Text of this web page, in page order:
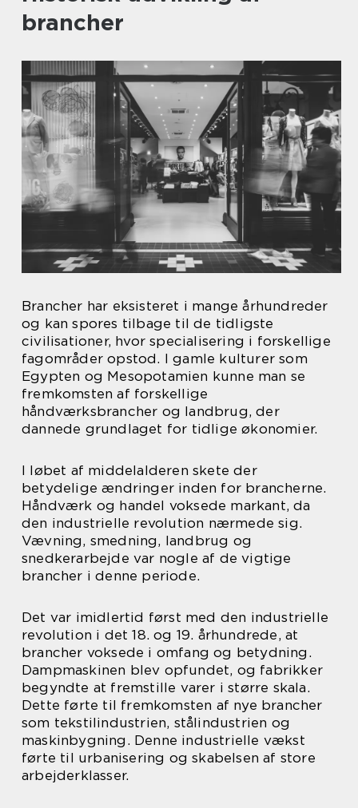
brancher
Brancher har eksisteret i mange århundreder
og kan spores tilbage til de tidligste
civilisationer, hvor specialisering i forskellige
fagområder opstod. I gamle kulturer som
Egypten og Mesopotamien kunne man se
fremkomsten af forskellige
håndværksbrancher og landbrug, der
dannede grundlaget for tidlige økonomier.
I løbet af middelalderen skete der
betydelige ændringer inden for brancherne.
Håndværk og handel voksede markant, da
den industrielle revolution nærmede sig.
Vævning, smedning, landbrug og
snedkerarbejde var nogle af de vigtige
brancher i denne periode.
Det var imidlertid først med den industrielle
revolution i det 18. og 19. århundrede, at
brancher voksede i omfang og betydning.
Dampmaskinen blev opfundet, og fabrikker
begyndte at fremstille varer i større skala.
Dette førte til fremkomsten af nye brancher
som tekstilindustrien, stålindustrien og
maskinbygning. Denne industrielle vækst
førte til urbanisering og skabelsen af store
arbejderklasser.